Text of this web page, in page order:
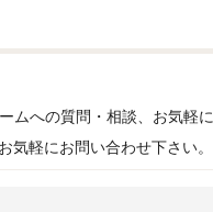
への質問・相談、お気軽に
気軽にお問い合わせ下さい。